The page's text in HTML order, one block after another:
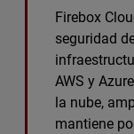
Firebox
seguridad
AWS y
la nube,
mantiene